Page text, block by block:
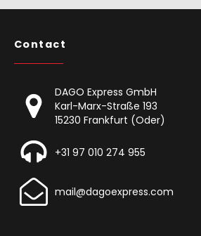
Contact
DAGO Express GmbH
Karl-Marx-Straße 193
15230 Frankfurt (Oder)
+31 97 010 274 955
mail@dagoexpress.com